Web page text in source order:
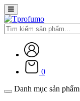
0
Danh mục sản phẩm